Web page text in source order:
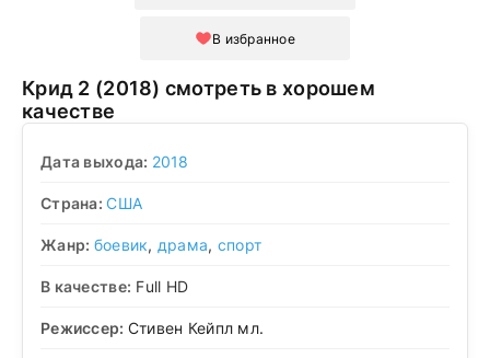
В избранное
Крид 2 (2018) смотреть в хорошем
качестве
Дата выхода: 2018
Страна:США
Жанр: боевик, драма, спорт
В качестве: Full HD
Режиссер: Стивен Кейпл мл.